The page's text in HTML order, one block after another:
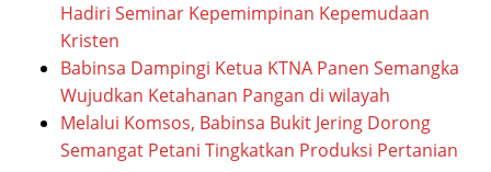
Hadiri Seminar Kepemimpinan Kepemudaan
Kristen
Babinsa Dampingi Ketua KTNA Panen Semangka
Wujudkan Ketahanan Pangan di wilayah
Melalui Komsos, Babinsa Bukit Jering Dorong
Semangat Petani Tingkatkan Produksi Pertanian